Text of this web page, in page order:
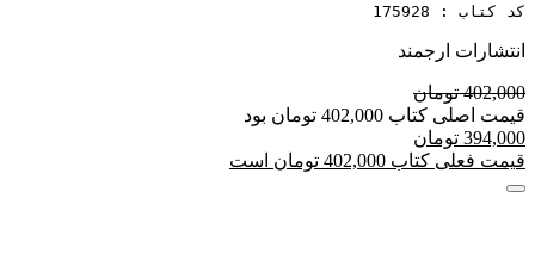
کد کتاب : 175928
انتشارات ارجمند
402,000 تومان
قیمت اصلی کتاب 402,000 تومان بود
394,000 تومان
قیمت فعلی کتاب 402,000 تومان است